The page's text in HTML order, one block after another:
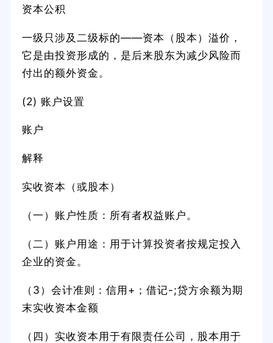
资本公积
一级只涉及二级标的——资本（股本）溢价，
它是由投资形成的，是后来股东为减少风险而
付出的额外资金。
(2) 账户设置
账户
解释
实收资本（或股本）
（一）账户性质：所有者权益账户。
（二）账户用途：用于计算投资者按规定投入
企业的资金。
（3）会计准则：信用+；借记-;贷方余额为期
末实收资本金额
（四）实收资本用于有限责任公司，股本用于